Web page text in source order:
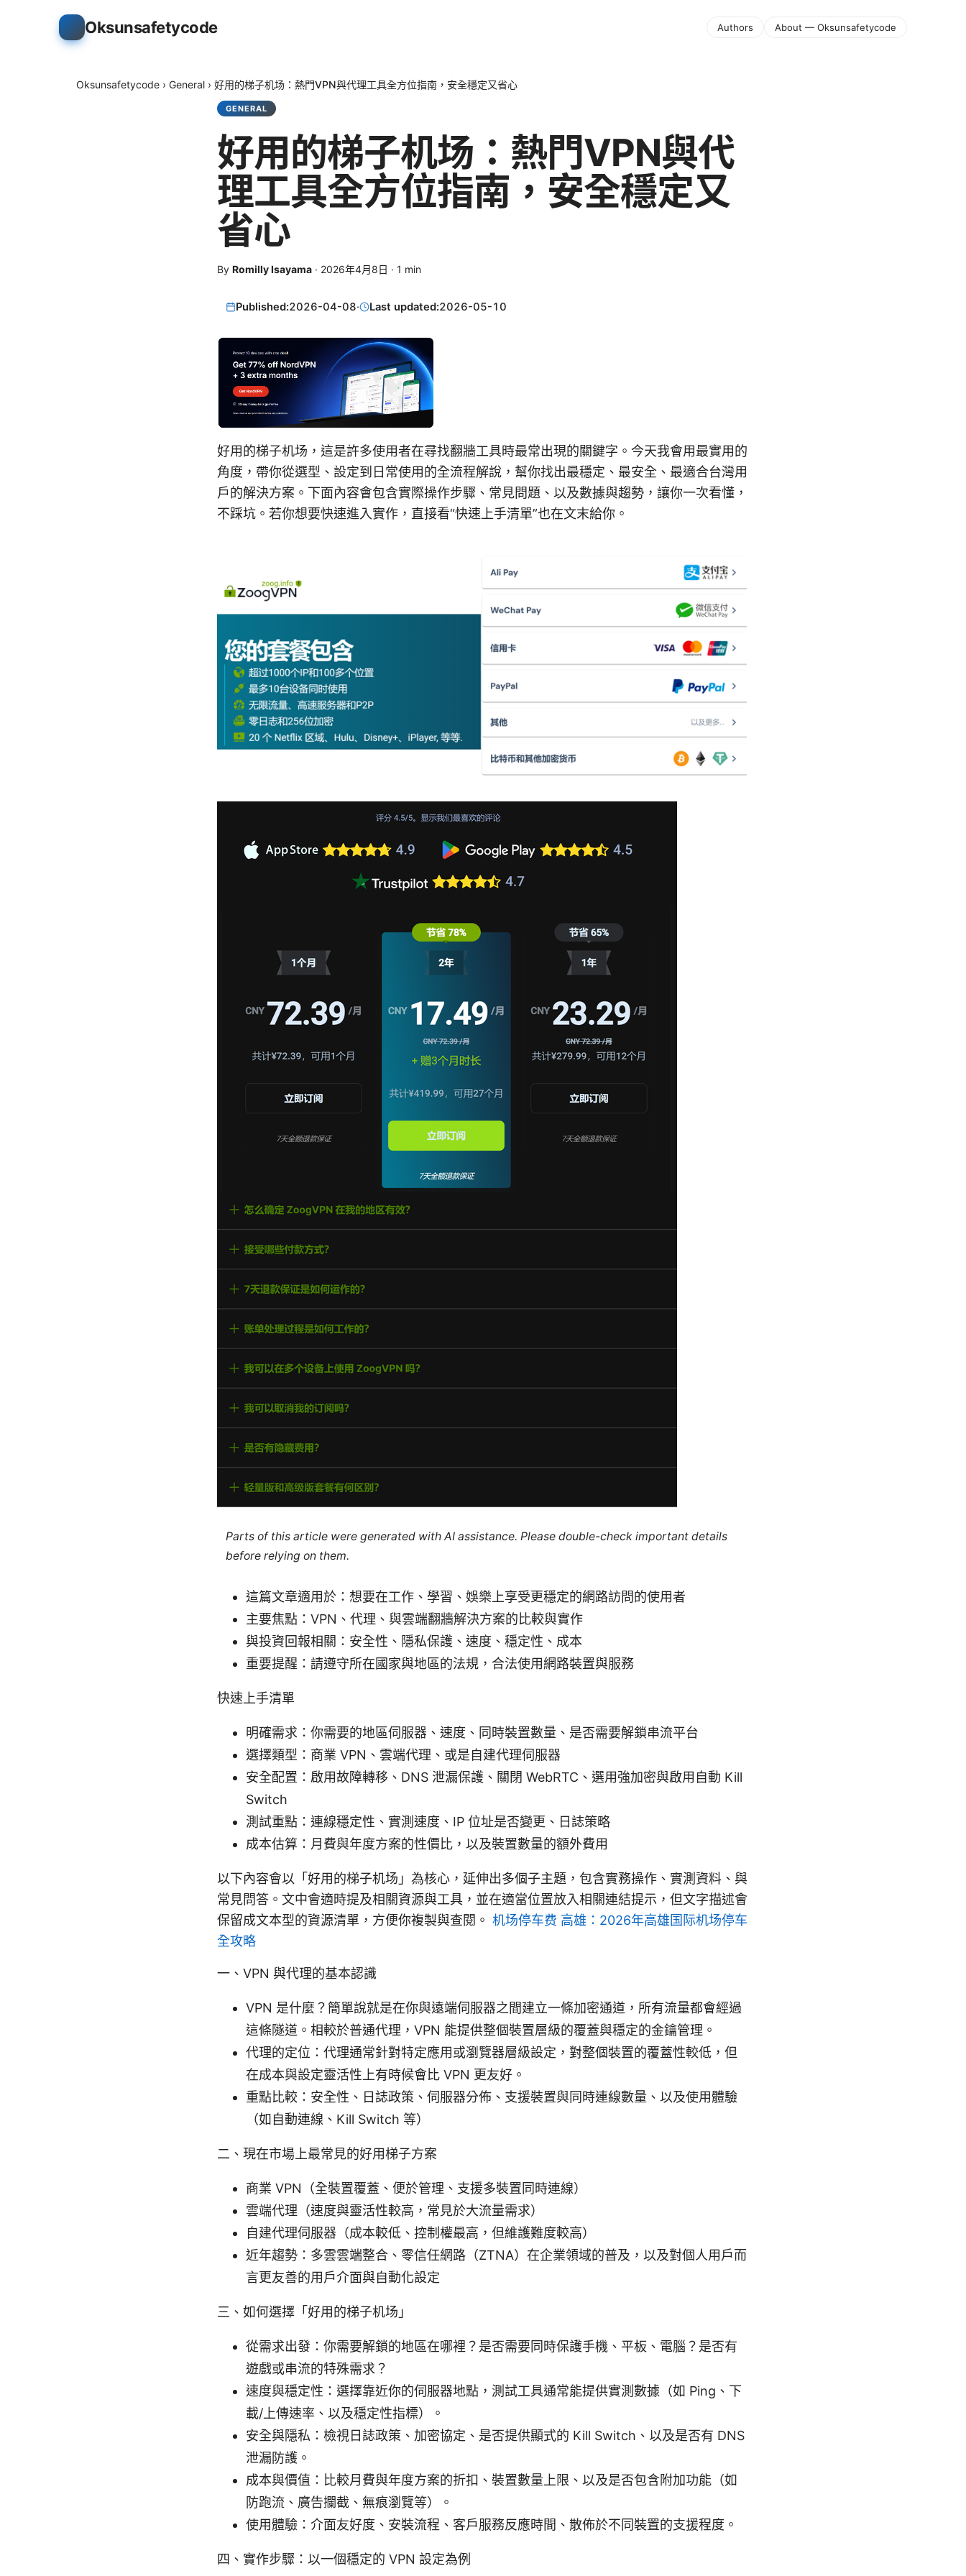
Oksunsafetycode Authors About — Oksunsafetycode
Oksunsafetycode › General › 好用的梯子机场：熱門VPN與代理工具全方位指南，安全穩定又省心
GENERAL
好用的梯子机场：熱門VPN與代
理工具全方位指南，安全穩定又
省心
By Romilly Isayama · 2026年4月8日 · 1 min
Published:2026-04-08· Last updated:2026-05-10
好用的梯子机场，這是許多使用者在尋找翻牆工具時最常出現的關鍵字。今天我會用最實用的
角度，帶你從選型、設定到日常使用的全流程解說，幫你找出最穩定、最安全、最適合台灣用
戶的解決方案。下面內容會包含實際操作步驟、常見問題、以及數據與趨勢，讓你一次看懂，
不踩坑。若你想要快速進入實作，直接看“快速上手清單”也在文末給你。
Parts of this article were generated with AI assistance. Please double-check important details
before relying on them.
這篇文章適用於：想要在工作、學習、娛樂上享受更穩定的網路訪問的使用者
主要焦點：VPN、代理、與雲端翻牆解決方案的比較與實作
與投資回報相關：安全性、隱私保護、速度、穩定性、成本
重要提醒：請遵守所在國家與地區的法規，合法使用網路裝置與服務
快速上手清單
明確需求：你需要的地區伺服器、速度、同時裝置數量、是否需要解鎖串流平台
選擇類型：商業 VPN、雲端代理、或是自建代理伺服器
安全配置：啟用故障轉移、DNS 泄漏保護、關閉 WebRTC、選用強加密與啟用自動 Kill
Switch
測試重點：連線穩定性、實測速度、IP 位址是否變更、日誌策略
成本估算：月費與年度方案的性價比，以及裝置數量的額外費用
以下內容會以「好用的梯子机场」為核心，延伸出多個子主題，包含實務操作、實測資料、與
常見問答。文中會適時提及相關資源與工具，並在適當位置放入相關連結提示，但文字描述會
保留成文本型的資源清單，方便你複製與查閱。 机场停车费 高雄：2026年高雄国际机场停车
全攻略
一、VPN 與代理的基本認識
VPN 是什麼？簡單說就是在你與遠端伺服器之間建立一條加密通道，所有流量都會經過
這條隧道。相較於普通代理，VPN 能提供整個裝置層級的覆蓋與穩定的金鑰管理。
代理的定位：代理通常針對特定應用或瀏覽器層級設定，對整個裝置的覆蓋性較低，但
在成本與設定靈活性上有時候會比 VPN 更友好。
重點比較：安全性、日誌政策、伺服器分佈、支援裝置與同時連線數量、以及使用體驗
（如自動連線、Kill Switch 等）
二、現在市場上最常見的好用梯子方案
商業 VPN（全裝置覆蓋、便於管理、支援多裝置同時連線）
雲端代理（速度與靈活性較高，常見於大流量需求）
自建代理伺服器（成本較低、控制權最高，但維護難度較高）
近年趨勢：多雲雲端整合、零信任網路（ZTNA）在企業領域的普及，以及對個人用戶而
言更友善的用戶介面與自動化設定
三、如何選擇「好用的梯子机场」
從需求出發：你需要解鎖的地區在哪裡？是否需要同時保護手機、平板、電腦？是否有
遊戲或串流的特殊需求？
速度與穩定性：選擇靠近你的伺服器地點，測試工具通常能提供實測數據（如 Ping、下
載/上傳速率、以及穩定性指標）。
安全與隱私：檢視日誌政策、加密協定、是否提供顯式的 Kill Switch、以及是否有 DNS
泄漏防護。
成本與價值：比較月費與年度方案的折扣、裝置數量上限、以及是否包含附加功能（如
防跑流、廣告攔截、無痕瀏覽等）。
使用體驗：介面友好度、安裝流程、客戶服務反應時間、散佈於不同裝置的支援程度。
四、實作步驟：以一個穩定的 VPN 設定為例